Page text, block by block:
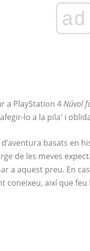
ad
a PlayStation 4Núvol
lo a la pila' i
basats en
de les meves
a aquest preu. En
coneixeu, així que feu